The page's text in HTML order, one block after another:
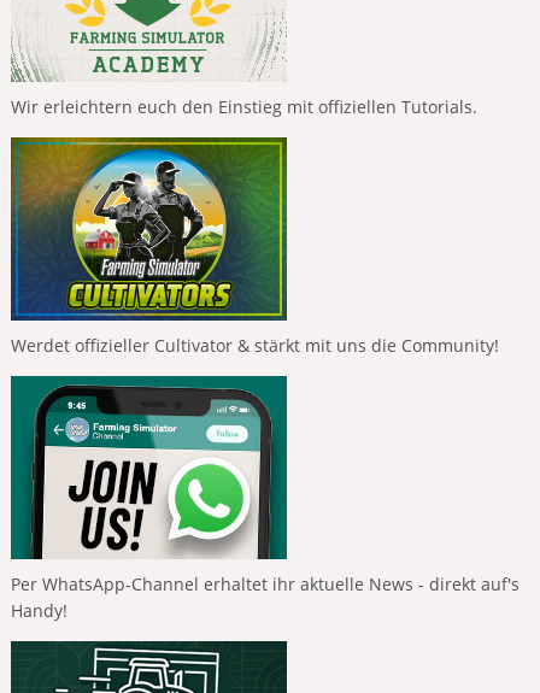
Wir erleichtern euch den Einstieg mit offiziellen Tutorials.
Werdet offizieller Cultivator & stärkt mit uns die Community!
Per WhatsApp-Channel erhaltet ihr aktuelle News - direkt auf's
Handy!